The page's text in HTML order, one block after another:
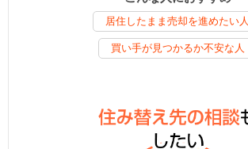
居住したまま売却を進めたい人
買い手が見つかるか不安な人